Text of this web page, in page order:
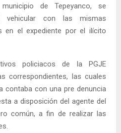
de Tepeyanco, se
vehicular con las mismas
en el expediente por el ilícito
policiacos de la PGJE
correspondientes, las cuales
contaba con una pre denuncia
a disposición del agente del
común, a fin de realizar las